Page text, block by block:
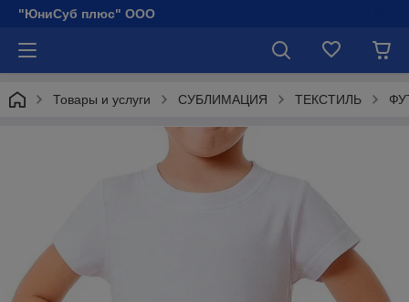
"ЮниСуб плюс" ООО
Товары и услуги СУБЛИМАЦИЯ ТЕКСТИЛЬ